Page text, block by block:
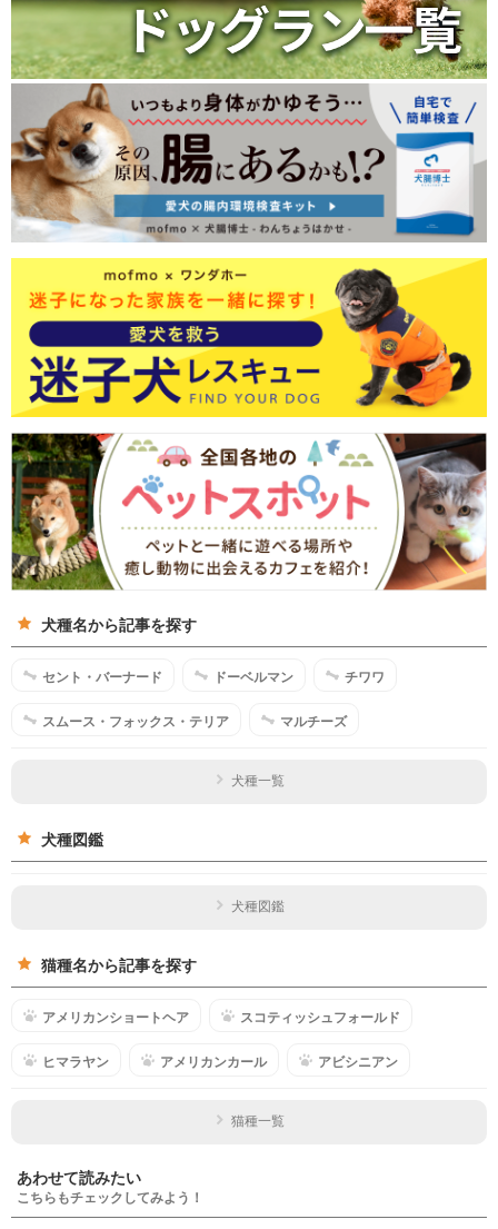
犬種名から記事を探す
セント・バーナード ドーベルマン チワワ
スムース・フォックス・テリア マルチーズ
犬種一覧
犬種図鑑
犬種図鑑
猫種名から記事を探す
アメリカンショートヘア スコティッシュフォールド
ヒマラヤン アメリカンカール アビシニアン
猫種一覧
あわせて読みたい
こちらもチェックしてみよう！